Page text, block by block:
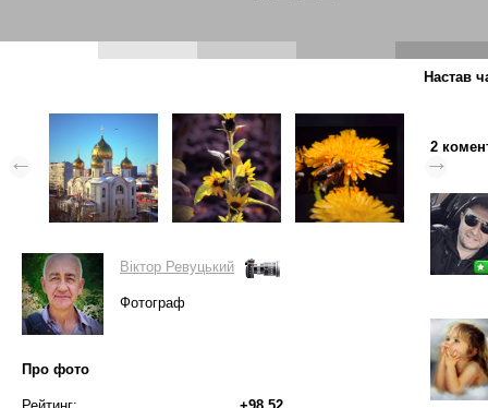
Настав
Вiктор Ревуцький
Фотограф
Про фото
2